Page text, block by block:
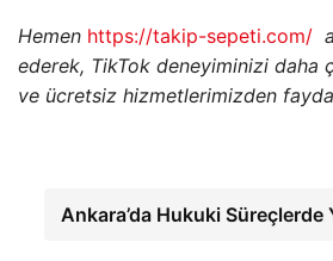
Hemen https://takip-sepeti.com/
ederek, TikTok deneyiminizi daha
ve ücretsiz hizmetlerimizden
Ankara’da Hukuki Süreçlerde